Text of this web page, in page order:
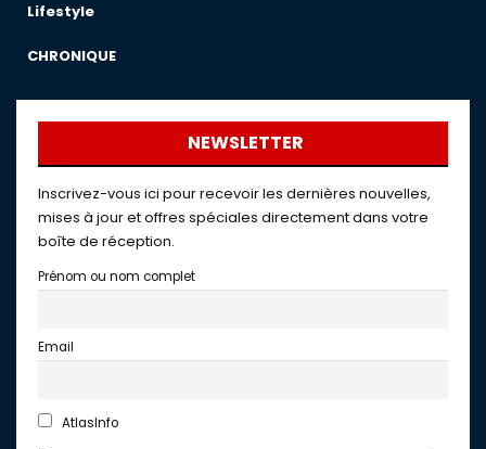
Lifestyle
CHRONIQUE
NEWSLETTER
Inscrivez-vous ici pour recevoir les dernières nouvelles,
mises à jour et offres spéciales directement dans votre
boîte de réception.
Prénom ou nom complet
Email
AtlasInfo